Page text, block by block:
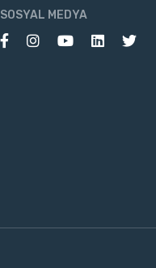
SOSYAL MEDYA